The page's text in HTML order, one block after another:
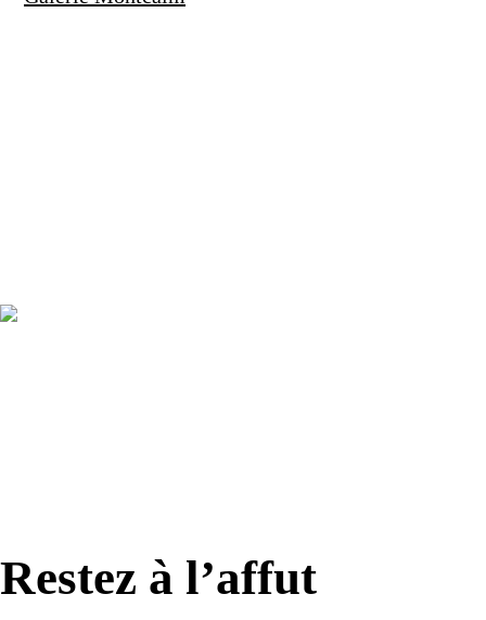
Restez à l’affut